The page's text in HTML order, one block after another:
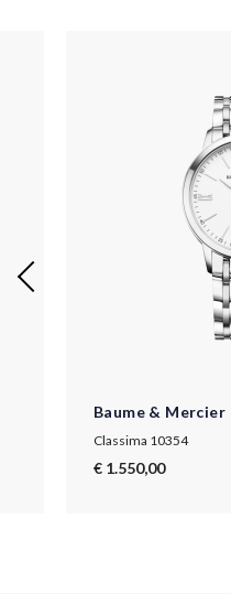
Baume & Mercier
Classima 10354
€ 1.550,00